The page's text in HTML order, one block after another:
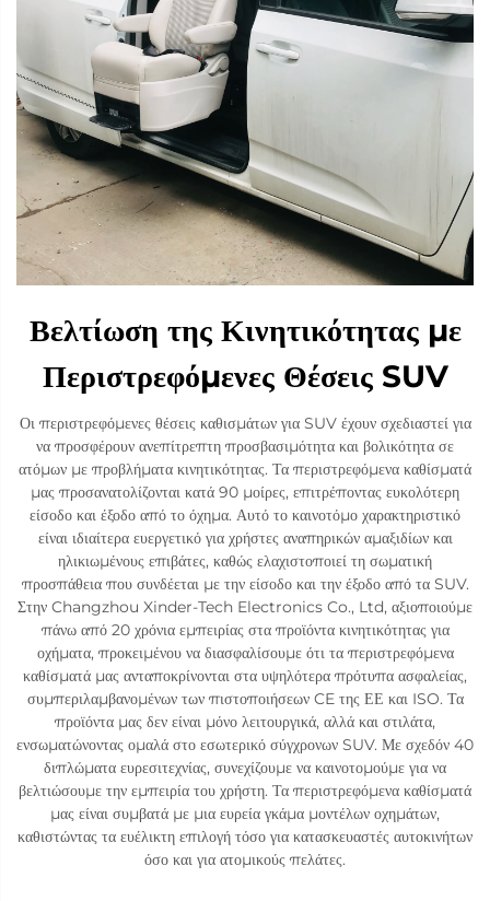
Βελτίωση της Κινητικότητας με
Περιστρεφόμενες Θέσεις SUV
Οι περιστρεφόμενες θέσεις καθισμάτων για SUV έχουν σχεδιαστεί για
να προσφέρουν ανεπίτρεπτη προσβασιμότητα και βολικότητα σε
ατόμων με προβλήματα κινητικότητας. Τα περιστρεφόμενα καθίσματά
μας προσανατολίζονται κατά 90 μοίρες, επιτρέποντας ευκολότερη
είσοδο και έξοδο από το όχημα. Αυτό το καινοτόμο χαρακτηριστικό
είναι ιδιαίτερα ευεργετικό για χρήστες αναπηρικών αμαξιδίων και
ηλικιωμένους επιβάτες, καθώς ελαχιστοποιεί τη σωματική
προσπάθεια που συνδέεται με την είσοδο και την έξοδο από τα SUV.
Στην Changzhou Xinder-Tech Electronics Co., Ltd, αξιοποιούμε
πάνω από 20 χρόνια εμπειρίας στα προϊόντα κινητικότητας για
οχήματα, προκειμένου να διασφαλίσουμε ότι τα περιστρεφόμενα
καθίσματά μας ανταποκρίνονται στα υψηλότερα πρότυπα ασφαλείας,
συμπεριλαμβανομένων των πιστοποιήσεων CE της ΕΕ και ISO. Τα
προϊόντα μας δεν είναι μόνο λειτουργικά, αλλά και στιλάτα,
ενσωματώνοντας ομαλά στο εσωτερικό σύγχρονων SUV. Με σχεδόν 40
διπλώματα ευρεσιτεχνίας, συνεχίζουμε να καινοτομούμε για να
βελτιώσουμε την εμπειρία του χρήστη. Τα περιστρεφόμενα καθίσματά
μας είναι συμβατά με μια ευρεία γκάμα μοντέλων οχημάτων,
καθιστώντας τα ευέλικτη επιλογή τόσο για κατασκευαστές αυτοκινήτων
όσο και για ατομικούς πελάτες.